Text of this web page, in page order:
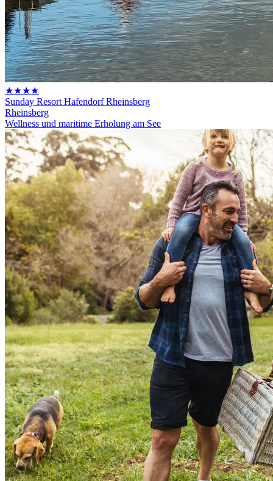
★★★★
Sunday Resort Hafendorf Rheinsberg
Rheinsberg
Wellness und maritime Erholung am See